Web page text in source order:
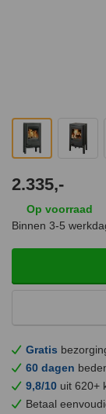
2.335,-
Op voorraad
Binnen 3-5
Gratis
60 dagen
9,8/10 uit 620+
Betaal